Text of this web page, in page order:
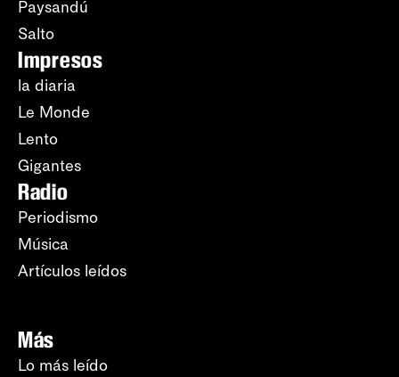
Paysandú
Salto
Impresos
la diaria
Le Monde
Lento
Gigantes
Radio
Periodismo
Música
Artículos leídos
Más
Lo más leído